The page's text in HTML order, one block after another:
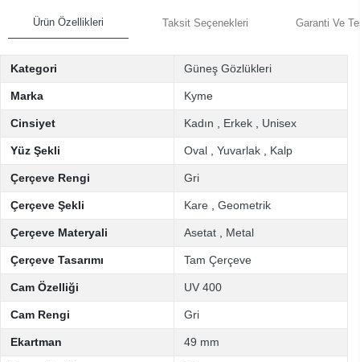
Ürün Özellikleri Taksit Seçenekleri Garanti Ve
Kategori Güneş Gözlükleri
Marka Kyme
Cinsiyet Kadın Erkek Unisex
Yüz Şekli Oval Yuvarlak Kalp
Çerçeve Rengi Gri
Çerçeve Şekli Kare Geometrik
Çerçeve Materyali Asetat Metal
Çerçeve Tasarımı Tam Çerçeve
Cam Özelliği UV 400
Cam Rengi Gri
Ekartman 49 mm